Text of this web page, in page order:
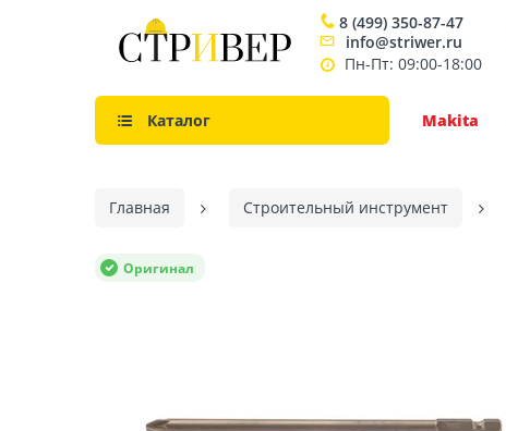
8 (499) 350-87-47
info@striwer.ru
Пн-Пт: 09:00-18:00
Каталог Makita
Главная Строительный инструмент
Оригинал